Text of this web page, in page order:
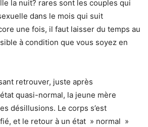
la nuit? rares sont les couples qui
dans le mois qui suit
une fois, il faut laisser du temps au
à condition que vous soyez en
retrouver, juste après
quasi-normal, la jeune mère
désillusions. Le corps s’est
et le retour à un état » normal »